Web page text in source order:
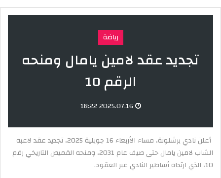
رياضة
تجديد عقد لامين يامال ومنحه
الرقم 10
أعلن نادي برشلونة، مساء الأربعاء 16 جويلية 2025، تجديد عقد لاعبه
الشاب لامين يامال حتى صيف عام 2031، ومنحه القميص التاريخي رقم
10، الذي ارتداه أساطير النادي عبر العقود.